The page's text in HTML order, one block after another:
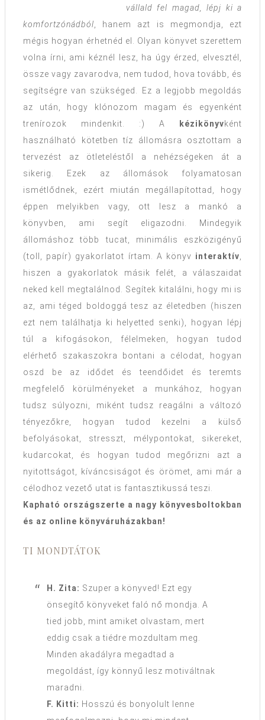
vállald fel magad, lépj ki a
komfortzónádból , hanem azt is megmondja, ezt
mégis hogyan érhetnéd el. Olyan könyvet szerettem
volna írni, ami kéznél lesz, ha úgy érzed, elvesztél,
össze vagy zavarodva, nem tudod, hova tovább, és
segítségre van szükséged. Ez a legjobb megoldás
az után, hogy klónozom magam és egyenként
trenírozok mindenkit. :) A
kézikönyvként
használható kötetben tíz állomásra osztottam a
tervezést az ötleteléstől a nehézségeken át a
sikerig. Ezek az állomások folyamatosan
ismétlődnek, ezért miután megállapítottad, hogy
éppen melyikben vagy, ott lesz a mankó a
könyvben, ami segít eligazodni. Mindegyik
állomáshoz több tucat, minimális eszközigényű
(toll, papír) gyakorlatot írtam. A könyv interaktív
hiszen a gyakorlatok másik felét, a válaszaidat
neked kell megtalálnod. Segítek kitalálni, hogy mi is
az, ami téged boldoggá tesz az életedben (hiszen
ezt nem találhatja ki helyetted senki), hogyan lépj
túl a kifogásokon, félelmeken, hogyan tudod
elérhető szakaszokra bontani a célodat, hogyan
oszd be az idődet és teendőidet és teremts
megfelelő körülményeket a munkához, hogyan
tudsz súlyozni, miként tudsz reagálni a változó
tényezőkre, hogyan tudod kezelni a külső
befolyásokat, stresszt, mélypontokat, sikereket,
kudarcokat, és hogyan tudod megőrizni azt a
nyitottságot, kíváncsiságot és örömet, ami már a
célodhoz vezető utat is fantasztikussá teszi.
Kapható országszerte a nagy könyvesboltokban
és az online könyváruházakban!
TI MONDTÁTOK
H. Zita: Szuper a könyved! Ezt egy
önsegítő könyveket faló nő mondja. A
tied jobb, mint amiket olvastam, mert
eddig csak a tiédre mozdultam meg.
Minden akadályra megadtad a
megoldást, így könnyű lesz motiváltnak
maradni.
F. Kitti: Hosszú és bonyolult lenne